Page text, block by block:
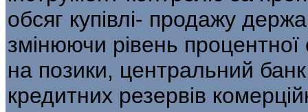
обсяг купівлі- продажу
змінюючи рівень про­центної
на позики, центральний
кредитних резервів